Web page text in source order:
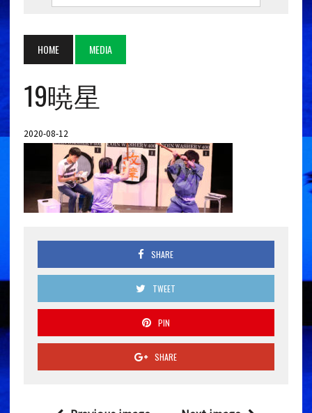
HOME MEDIA
19暁星
2020-08-12
SHARE
TWEET
PIN
SHARE